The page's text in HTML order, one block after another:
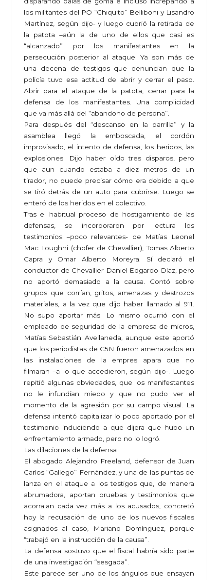
los militantes del PO “Chiquito” Belliboni y Lisandro
Martínez, según dijo- y luego cubrió la retirada de
la patota –aún la de uno de ellos que casi es
“alcanzado” por los manifestantes en la
persecución posterior al ataque. Ya son más de
una decena de testigos que denuncian que la
policía tuvo esa actitud de abrir y cerrar el paso.
Abrir para el ataque de la patota, cerrar para la
defensa de los manifestantes. Una complicidad
que va más allá del “abandono de persona”.
Para después del “descanso en la parrilla” y la
asamblea llegó la emboscada, el cordón
improvisado, el intento de defensa, los heridos, las
explosiones. Dijo haber oído tres disparos, pero
que aun cuando estaba a diez metros de un
tirador, no puede precisar cómo era debido a que
se tiró detrás de un auto para cubrirse. Luego se
enteró de los heridos en el colectivo.
Tras el habitual proceso de hostigamiento de las
defensas, se incorporaron por lectura los
testimonios –poco relevantes- de Matías Leonel
Mac Loughni (chofer de Chevallier), Tomas Alberto
Capra y Omar Alberto Moreyra. Sí declaró el
conductor de Chevallier Daniel Edgardo Díaz, pero
no aportó demasiado a la causa. Contó sobre
grupos que corrían, gritos, amenazas y destrozos
materiales, a la vez que dijo haber llamado al 911.
No supo aportar más. Lo mismo ocurrió con el
empleado de seguridad de la empresa de micros,
Matías Sebastián Avellaneda, aunque este aportó
que los periodistas de C5N fueron amenazados en
las instalaciones de la empres apara que no
filmaran –a lo que accedieron, según dijo-. Luego
repitió algunas obviedades, que los manifestantes
no le infundían miedo y que no pudo ver el
momento de la agresión por su campo visual. La
defensa intentó capitalizar lo poco aportado por el
testimonio induciendo a que dijera que hubo un
enfrentamiento armado, pero no lo logró.
Las dilaciones de la defensa
El abogado Alejandro Freeland, defensor de Juan
Carlos “Gallego” Fernández, y una de las puntas de
lanza en el ataque a los testigos que, de manera
abrumadora, aportan pruebas y testimonios que
acorralan cada vez más a los acusados, concretó
hoy la recusación de uno de los nuevos fiscales
asignados al caso, Mariano Domínguez, porque
“trabajó en la instrucción de la causa”.
La defensa sostuvo que el fiscal habría sido parte
de una investigación “sesgada”.
Este parece ser uno de los ángulos que ensayan